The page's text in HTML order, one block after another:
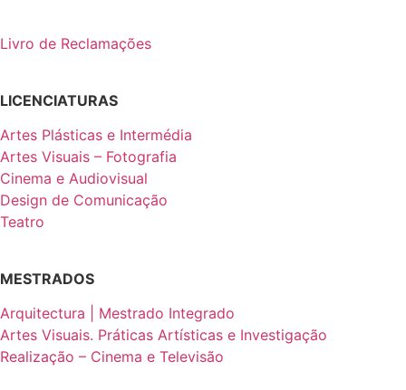
Livro de Reclamações
LICENCIATURAS
Artes Plásticas e Intermédia
Artes Visuais – Fotografia
Cinema e Audiovisual
Design de Comunicação
Teatro
MESTRADOS
Arquitectura | Mestrado Integrado
Artes Visuais. Práticas Artísticas e Investigação
Realização – Cinema e Televisão